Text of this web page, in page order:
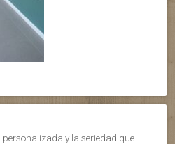
y la seriedad que